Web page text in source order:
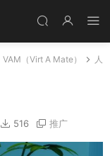
VAM（Virt A Mate）
人
516 推广